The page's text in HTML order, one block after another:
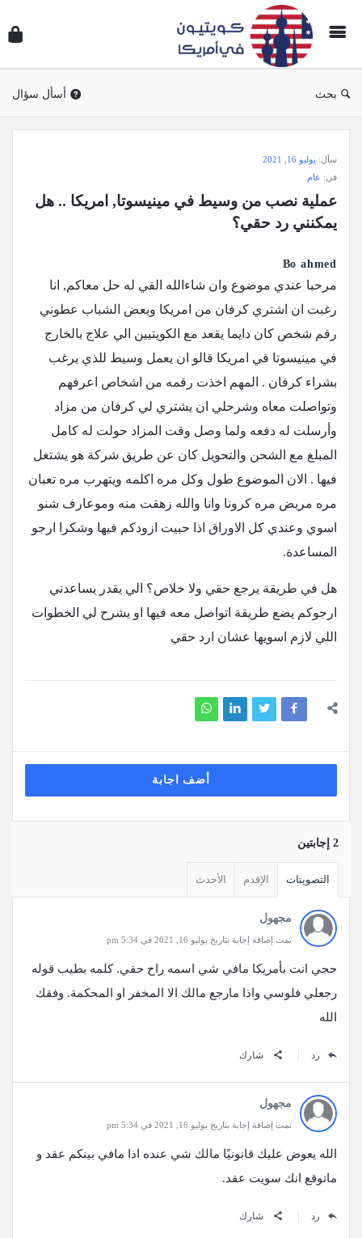
بحث أسأل سؤال
وجواب
الاحدث
أسئلة
سأل: يوليو 16, 2021
في: عام
يمكنني رد حقي؟
Bo ahmed
مرحبا عندي موضوع وان شاءالله القي له حل معاكم, انا
رغبت ان اشتري كرفان من امريكا وبعض الشباب عطوني
رقم شخص كان دايما يقعد مع الكويتيين الي علاج بالخارج
في مينيسوتا في امريكا قالو ان يعمل وسيط للذي يرغب
بشراء كرفان . المهم اخذت رقمه من اشخاص اعرفهم
وتواصلت معاه وشرحلي ان يشتري لي كرفان من مزاد
وأرسلت له دفعه ولما وصل وقت المزاد حولت له كامل
المبلغ مع الشحن والتحويل كان عن طريق شركة هو يشتغل
فيها . الان الموضوع طول وكل مره اكلمه ويتهرب مره تعبان
مره مريض مره كرونا وانا والله زهقت منه وموعارف شنو
اسوي وعندي كل الاوراق اذا حبيت ازودكم فيها وشكرا ارجو
المساعدة.
هل في طريقة يرجع حقي ولا خلاص؟ الي يقدر يساعدني
ارجوكم يضع طريقة اتواصل معه فيها او يشرح لي الخطوات
اللي لازم اسويها عشان ارد حقي
أضف اجابة
‫2 إجابتين
التصويتات الإقدم الأحدث
مجهول
تمت إضافة إجابة بتاريخ يوليو 16, 2021 في 5:34 pm
حجي انت بأمريكا مافي شي اسمه راح حقي. كلمه بطيب قوله
رجعلي فلوسي واذا مارجع مالك الا المخفر او المحكمة. وفقك
الله
رد شارك
مجهول
تمت إضافة إجابة بتاريخ يوليو 16, 2021 في 5:34 pm
الله يعوض عليك قانونيًا مالك شي عنده اذا مافي بينكم عقد و
ماتوقع انك سويت عقد.
رد شارك